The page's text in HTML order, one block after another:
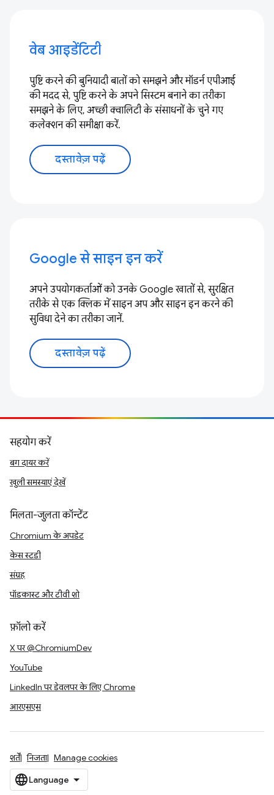
वेब आइडेंटिटी
पुष्टि करने की बुनियादी बातों को समझने और मॉडर्न एपीआई
की मदद से, पुष्टि करने के अपने सिस्टम बनाने का तरीका
समझने के लिए, अच्छी क्वालिटी के संसाधनों के चुने गए
कलेक्शन की समीक्षा करें.
दस्तावेज़ पढ़ें
Google से साइन इन करें
अपने उपयोगकर्ताओं को उनके Google खातों से, सुरक्षित
तरीके से एक क्लिक में साइन अप और साइन इन करने की
सुविधा देने का तरीका जानें.
दस्तावेज़ पढ़ें
सहयोग करें
बग दायर करें
खुली समस्याएं देखें
मिलता-जुलता कॉन्टेंट
Chromium के अपडेट
केस स्टडी
संग्रह
पॉडकास्ट और टीवी शो
फ़ॉलो करें
X पर @ChromiumDev
YouTube
LinkedIn पर डेवलपर के लिए Chrome
आरएसएस
शर्तें निजता Manage cookies